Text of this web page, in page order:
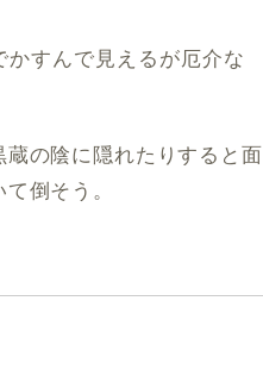
かすんで見えるが厄介な
蔵の陰に隠れたりすると面
倒そう。